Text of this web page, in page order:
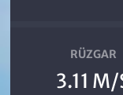
RÜZGAR
3.11 M/